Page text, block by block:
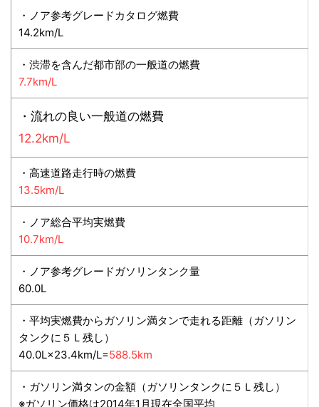
・ノア参考グレードカタログ燃費
14.2km/L
・渋滞を含んだ都市部の一般道の燃費
7.7km/L
・流れの良い一般道の燃費
12.2km/L
・高速道路走行時の燃費
13.5km/L
・ノア総合平均実燃費
10.7km/L
・ノア参考グレードガソリンタンク量
60.0L
・平均実燃費からガソリン満タンで走れる距離（ガソリン
タンクに５Ｌ残し）
40.0L×23.4km/L=588.5km
・ガソリン満タンの金額（ガソリンタンクに５Ｌ残し）
※ガソリン価格は2014年1月現在全国平均